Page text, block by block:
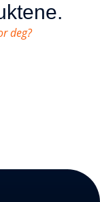
deg?